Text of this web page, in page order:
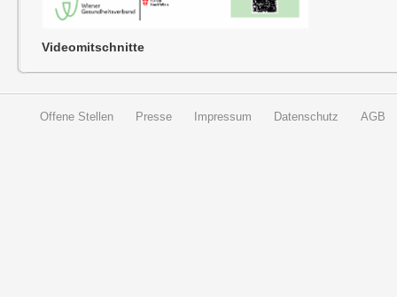
Videomitschnitte
Offene Stellen Presse Impressum Datenschutz AGB